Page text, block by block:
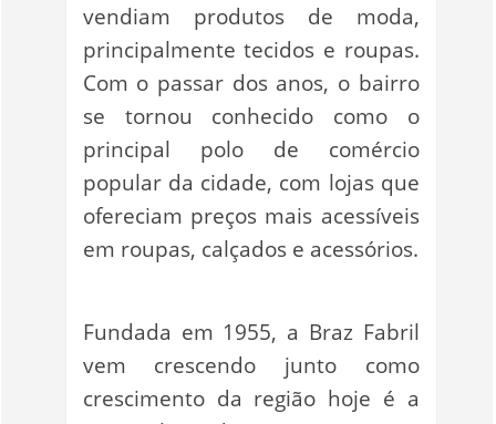
vendiam produtos de moda,
principalmente tecidos e roupas.
Com o passar dos anos, o bairro
se tornou conhecido como o
principal polo de comércio
popular da cidade, com lojas que
ofereciam preços mais acessíveis
em roupas, calçados e acessórios.
Fundada em 1955, a Braz Fabril
vem crescendo junto como
crescimento da região hoje é a